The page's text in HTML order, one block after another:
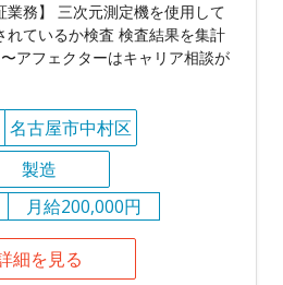
業務】 三次元測定機を使用して
れているか検査 検査結果を集計
アフェクターはキャリア相談が
名古屋市中村区
製造
月給200,000円
細を見る